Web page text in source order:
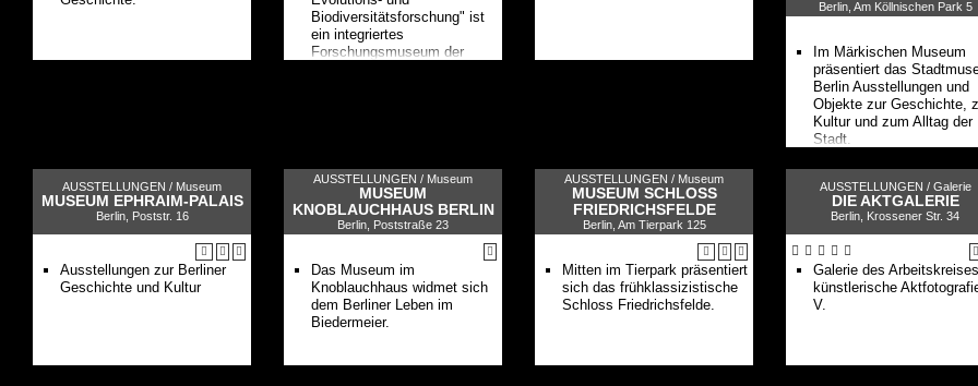
Biodiversitätsforschung" ist
ein integriertes
Forschungsmuseum der
Berlin, Am Köllnischen Park 5
Im Märkischen Museum
präsentiert das
Berlin Ausstellungen und
Objekte zur Geschichte,
Kultur und zum Alltag der
Stadt.
AUSSTELLUNGEN / Museum
MUSEUM EPHRAIM-PALAIS
Berlin, Poststr. 16
Ausstellungen zur Berliner
Geschichte und Kultur
AUSSTELLUNGEN / Museum
MUSEUM
KNOBLAUCHHAUS BERLIN
Berlin, Poststraße 23
Das Museum im
Knoblauchhaus widmet sich
dem Berliner Leben im
Biedermeier.
AUSSTELLUNGEN / Museum
MUSEUM SCHLOSS
FRIEDRICHSFELDE
Berlin, Am Tierpark 125
Mitten im Tierpark präsentiert
sich das frühklassizistische
Schloss Friedrichsfelde.
AUSSTELLUNGEN / Galerie
DIE AKTGALERIE
Berlin, Krossener Str. 34
Galerie des Arbeitskreises
künstlerische
V.